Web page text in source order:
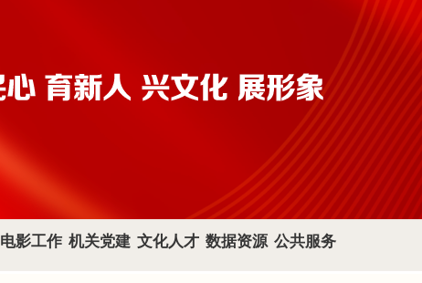
电影工作 机关党建 文化人才 数据资源 公共服务